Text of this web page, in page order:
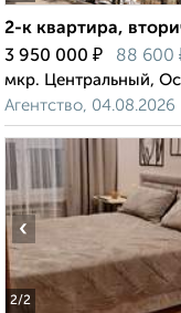
2-к квартира,
3 950 000 ₽ 88 600
мкр. Центральный,
Агентство, 04.08.2026
2/2
‹